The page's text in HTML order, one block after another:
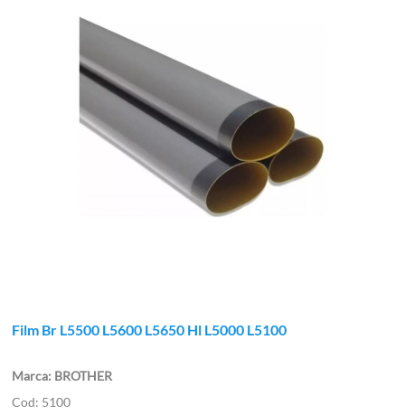
Film Br L5500 L5600 L5650 Hl L5000 L5100
BROTHER
5100